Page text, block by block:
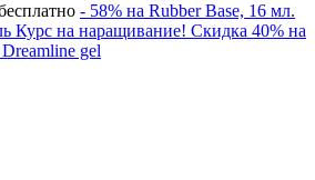
- 58% на Rubber Base, 16 мл.
Курс на наращивание! Скидка 40% на
gel